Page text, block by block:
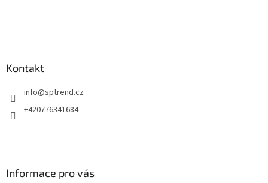
Kontakt
info@sptrend.cz
+420776341684
Informace pro vás